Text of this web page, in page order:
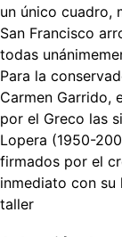
un único cuadro,
San Francisco
todas
Para la
Carmen Garrido,
por el Greco las
Lopera (1950-
firmados por el
inmediato con
taller